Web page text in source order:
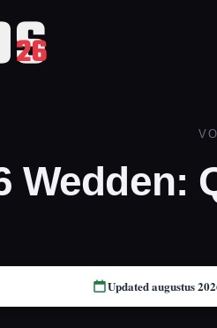
Wedden:
Updated augustus